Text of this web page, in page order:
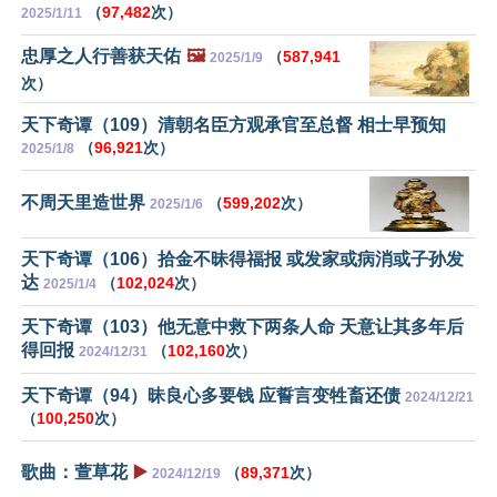
2025/1/11 （97,482次）
忠厚之人行善获天佑 🖼️ 2025/1/9 （587,941
次）
天下奇谭（109）清朝名臣方观承官至总督 相士早预知
2025/1/8 （96,921次）
不周天里造世界 2025/1/6 （599,202次）
天下奇谭（106）拾金不昧得福报 或发家或病消或子孙发
达 2025/1/4 （102,024次）
天下奇谭（103）他无意中救下两条人命 天意让其多年后
得回报 2024/12/31 （102,160次）
天下奇谭（94）昧良心多要钱 应誓言变牲畜还债 2024/12/21
（100,250次）
歌曲：萱草花 ▶️ 2024/12/19 （89,371次）